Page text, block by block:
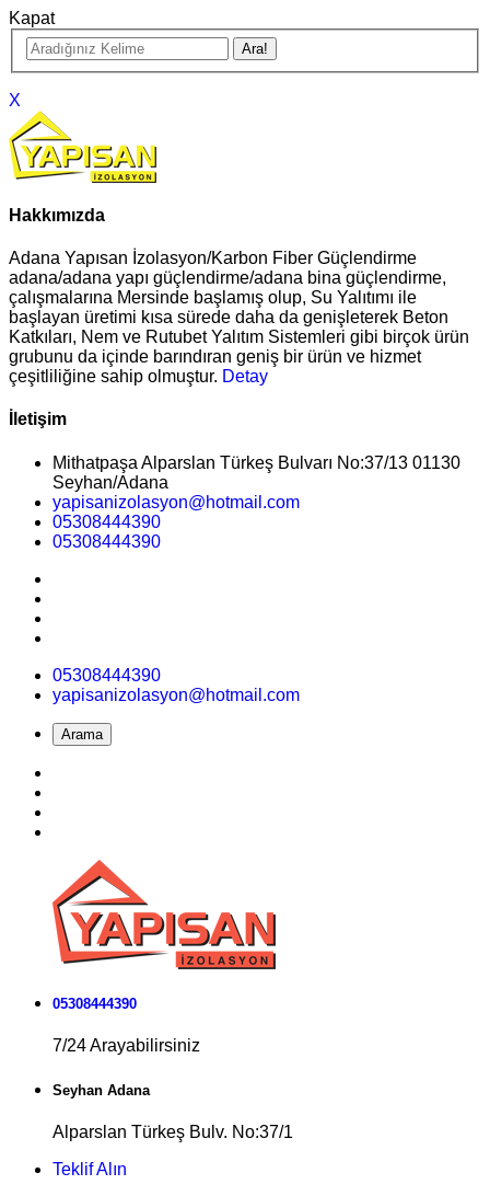
Kapat
X
Hakkımızda
Adana Yapısan İzolasyon/Karbon Fiber Güçlendirme
adana/adana yapı güçlendirme/adana bina güçlendirme,
çalışmalarına Mersinde başlamış olup, Su Yalıtımı ile
başlayan üretimi kısa sürede daha da genişleterek Beton
Katkıları, Nem ve Rutubet Yalıtım Sistemleri gibi birçok ürün
grubunu da içinde barındıran geniş bir ürün ve hizmet
çeşitliliğine sahip olmuştur. Detay
İletişim
Mithatpaşa Alparslan Türkeş Bulvarı No:37/13 01130
Seyhan/Adana
yapisanizolasyon@hotmail.com
05308444390
05308444390
05308444390
yapisanizolasyon@hotmail.com
Arama
05308444390
7/24 Arayabilirsiniz
Seyhan Adana
Alparslan Türkeş Bulv. No:37/1
Teklif Alın